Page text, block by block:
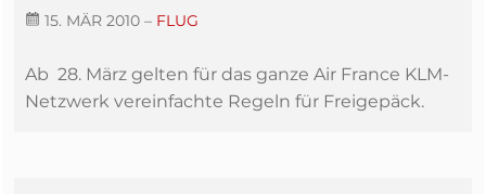
15. MÄR 2010 – FLUG
Ab 28. März gelten für das ganze Air France KLM-
Netzwerk vereinfachte Regeln für Freigepäck.